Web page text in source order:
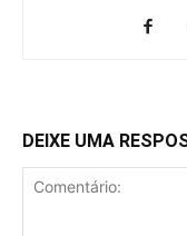
DEIXE UMA